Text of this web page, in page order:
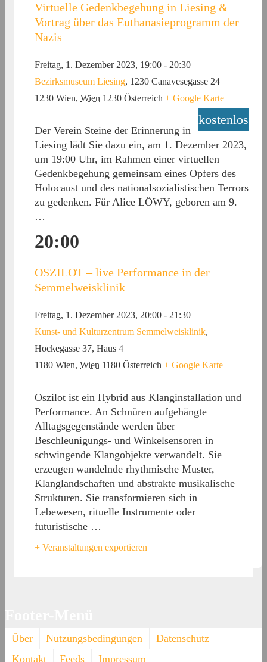
Virtuelle Gedenkbegehung in Liesing &
Vortrag über das Euthanasieprogramm der
Nazis
Freitag, 1. Dezember 2023, 19:00 - 20:30
Bezirksmuseum Liesing, 1230 Canavesegasse 24
1230 Wien, Wien 1230 Österreich + Google Karte
kostenlos
Der Verein Steine der Erinnerung in
Liesing lädt Sie dazu ein, am 1. Dezember 2023,
um 19:00 Uhr, im Rahmen einer virtuellen
Gedenkbegehung gemeinsam eines Opfers des
Holocaust und des nationalsozialistischen Terrors
zu gedenken. Für Alice LÖWY, geboren am 9.
…
20:00
OSZILOT – live Performance in der
Semmelweisklinik
Freitag, 1. Dezember 2023, 20:00 - 21:30
Kunst- und Kulturzentrum Semmelweisklinik,
Hockegasse 37, Haus 4
1180 Wien, Wien 1180 Österreich + Google Karte
Oszilot ist ein Hybrid aus Klanginstallation und
Performance. An Schnüren aufgehängte
Alltagsgegenstände werden über
Beschleunigungs- und Winkelsensoren in
schwingende Klangobjekte verwandelt. Sie
erzeugen wandelnde rhythmische Muster,
Klanglandschaften und abstrakte musikalische
Strukturen. Sie transformieren sich in
Lebewesen, rituelle Instrumente oder
futuristische …
+ Veranstaltungen exportieren
Über Nutzungsbedingungen
Datenschutz
Kontakt
Feeds Impressum